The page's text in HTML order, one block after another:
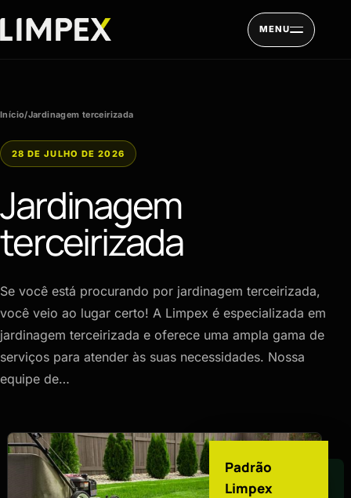
MENU
Início/Jardinagem terceirizada
28 DE JULHO DE 2026
Jardinagem
terceirizada
Se você está procurando por jardinagem terceirizada,
você veio ao lugar certo! A Limpex é especializada em
jardinagem terceirizada e oferece uma ampla gama de
serviços para atender às suas necessidades. Nossa
equipe de…
Padrão
Limpex